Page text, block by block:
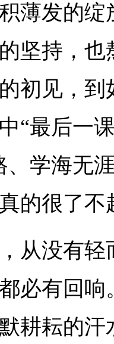
薄发的
坚持，
初见，
“最后一
、学海无
的很了不
从没有
必有回
耕耘的